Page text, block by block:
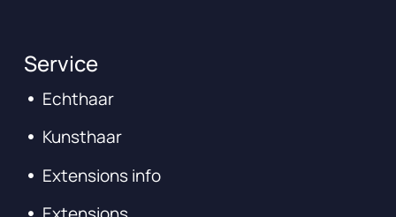
Service
Echthaar
Kunsthaar
Extensions info